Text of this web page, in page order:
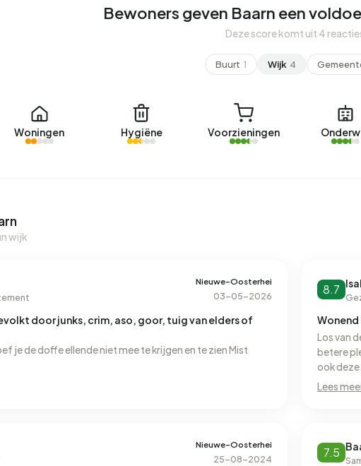
Bewoners geven Baarn een
Deze score komt uit 4
Buurt 1 Wijk 4
Woningen Hygiëne Voorzieningen
wijk
Nieuwe-Oosterhei
03-05-2026
door junks, crim, aso, goor, tuig van elders of
je de doffe ellende niet mee te krijgen en te zien Mist
8.7
Wonend
Los van
betere
ook
prachtig!
Lees
Nieuwe-Oosterhei
25-08-2024 7.5